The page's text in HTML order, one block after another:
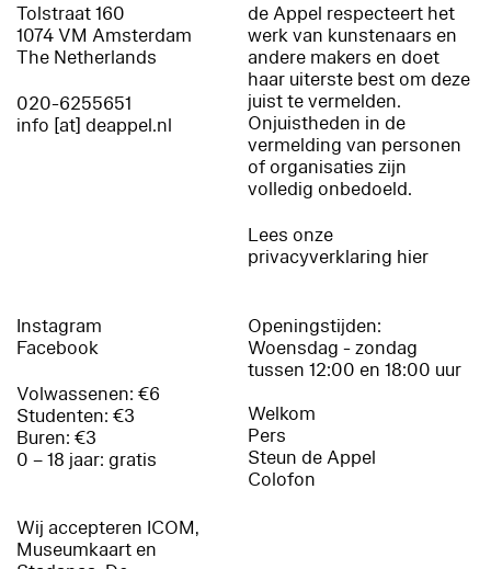
Tolstraat 160
1074 VM Amsterdam
The Netherlands
020-6255651
info [at] deappel.nl
de Appel respecteert het
werk van kunstenaars en
andere makers en doet
haar uiterste best om deze
juist te vermelden.
Onjuistheden in de
vermelding van personen
of organisaties zijn
volledig onbedoeld.
Lees onze
privacyverklaring hier
Instagram
Facebook
Volwassenen: €6
Studenten: €3
Buren: €3
0 – 18 jaar: gratis
Wij accepteren ICOM,
Museumkaart en
Openingstijden:
Woensdag - zondag
tussen 12:00 en 18:00 uur
Welkom
Pers
Steun de Appel
Colofon